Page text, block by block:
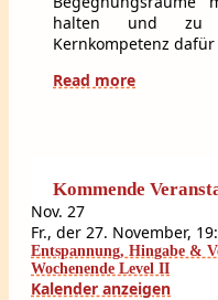
halten und zu
Kernkompetenz
Read more
Kommende
Nov. 27
Fr., der 27. November,
Entspannung, Hingabe &
Wochenende Level II
Kalender anzeigen